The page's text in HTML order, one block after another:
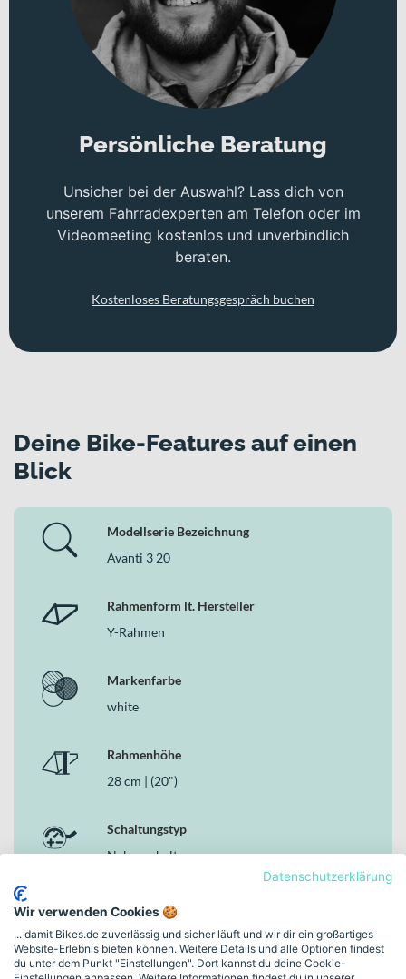
Persönliche Beratung
Unsicher bei der Auswahl? Lass dich von
unserem Fahrradexperten am Telefon oder im
Videomeeting kostenlos und unverbindlich
beraten.
Kostenloses Beratungsgespräch buchen
Deine Bike-Features auf einen
Blick
Modellserie Bezeichnung
Avanti 3 20
Rahmenform lt. Hersteller
Y-Rahmen
Markenfarbe
white
Rahmenhöhe
28 cm | (20")
Schaltungstyp
Nabenschaltung
Bremsen
V-Brake
Datenschutzerklärung
Wir verwenden Cookies 🍪
... damit Bikes.de zuverlässig und sicher läuft und wir dir ein großartiges
Website-Erlebnis bieten können. Weitere Details und alle Optionen findest
du unter dem Punkt "Einstellungen". Dort kannst du deine Cookie-